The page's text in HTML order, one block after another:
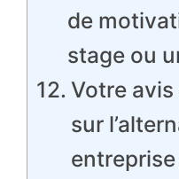
de
stage ou
Votre
sur